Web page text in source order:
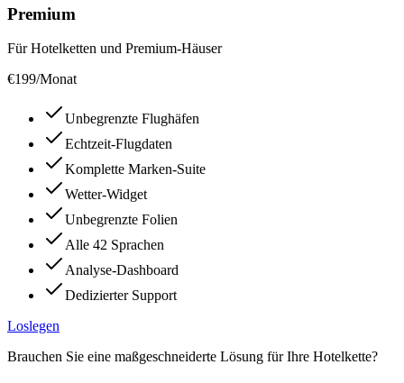
Premium
Für Hotelketten und Premium-Häuser
€199/Monat
Unbegrenzte Flughäfen
Echtzeit-Flugdaten
Komplette Marken-Suite
Wetter-Widget
Unbegrenzte Folien
Alle 42 Sprachen
Analyse-Dashboard
Dedizierter Support
Loslegen
Brauchen Sie eine maßgeschneiderte Lösung für Ihre Hotelkette?